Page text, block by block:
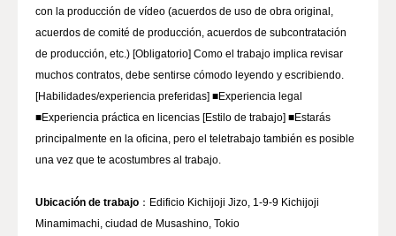
con la producción de vídeo (acuerdos de uso de obra original,
acuerdos de comité de producción, acuerdos de subcontratación
de producción, etc.) [Obligatorio] Como el trabajo implica revisar
muchos contratos, debe sentirse cómodo leyendo y escribiendo.
[Habilidades/experiencia preferidas] ■Experiencia legal
■Experiencia práctica en licencias [Estilo de trabajo] ■Estarás
principalmente en la oficina, pero el teletrabajo también es posible
una vez que te acostumbres al trabajo.
Ubicación de trabajo ：Edificio Kichijoji Jizo, 1-9-9 Kichijoji